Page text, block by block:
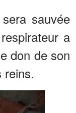
sauvée
a
don de son